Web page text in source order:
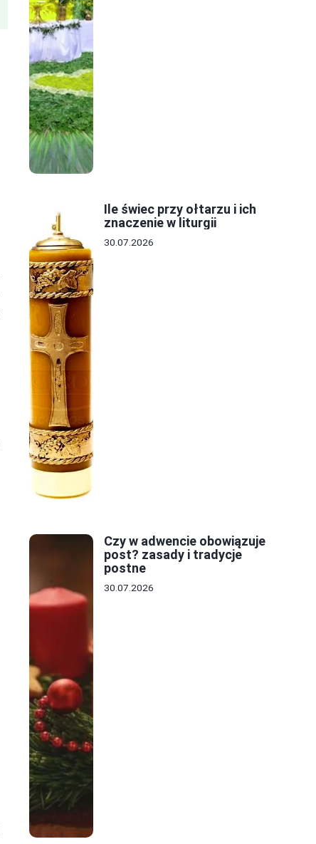
Ile świec przy ołtarzu i ich
znaczenie w liturgii
30.07.2026
Czy w adwencie obowiązuje
post? zasady i tradycje
postne
30.07.2026